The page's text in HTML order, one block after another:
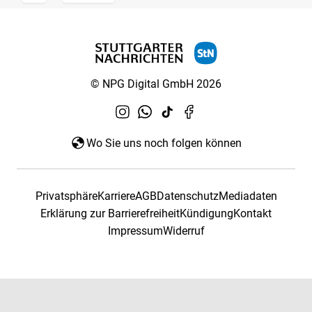
© NPG Digital GmbH 2026
Wo Sie uns noch folgen können
PrivatsphäreKarriereAGBDatenschutzMediadaten
Erklärung zur BarrierefreiheitKündigungKontakt
ImpressumWiderruf